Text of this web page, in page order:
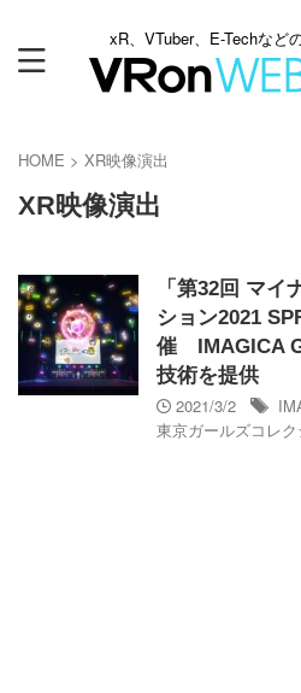
xR、VTuber、E-Techなど
HOME > XR映像演出
XR映像演出
「第32回 マイ
ション2021
催 IMAGICA
技術を提供
2021/3/2
東京ガールズコレ